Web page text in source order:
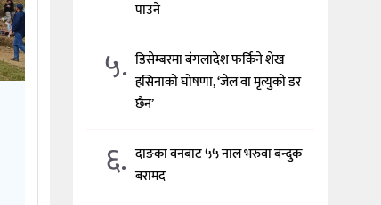
पाउने
५. डिसेम्बरमा बंगलादेश फर्किने शेख
हसिनाको घोषणा, ‘जेल वा मृत्युको डर
छैन’
६. दाङका वनबाट ५५ नाल भरुवा बन्दुक
बरामद